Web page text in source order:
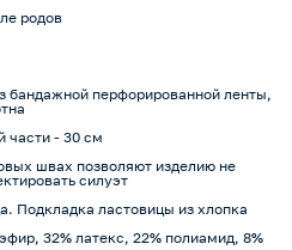
родов
бандажной перфорированной ленты,
части - 30 см
швах позволяют изделию не
силуэт
Подкладка ластовицы из хлопка
32% латекс, 22% полиамид, 8%